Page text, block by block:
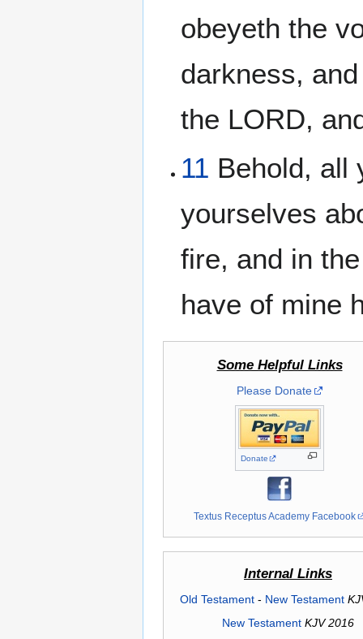
obeyeth the
darkness,
the LORD,
11 Behold, all
yourselves
fire, and in
have of mine
Some Helpful Links
Please Donate
Donate
Textus Receptus Academy Facebook
Internal Links
Old Testament- New Testament
New Testament KJV 2016